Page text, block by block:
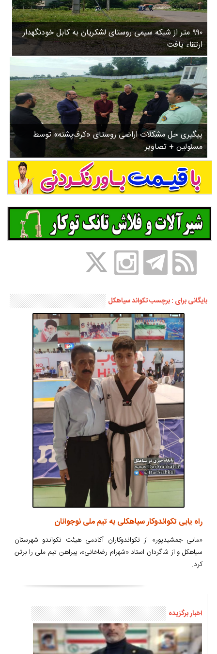
روستاها
ورزشی
سیاسی
چندرسانه ای
مسیر گردشگری دیلمان
درباره ما
۹۹۰ متر از شبکه سیمی روستای لشکریان به کابل خودنگهدار
ارتقاء یافت
پیگیری حل مشکلات اراضی روستای «کرف‌پشته» توسط
مسئولین + تصاویر
۳
۵
۸
ب
ا
ز
ن
ش
س
ت
ش
د
.
بایگانی برای : برچسب تکواند سیاهکل
راه یابی تکواندوکار سیاهکلی به تیم ملی نوجوانان
«مانی جمشیدپور» از تکواندوکاران آکادمی هیئت تکواندو شهرستان
سیاهکل و از شاگردان استاد «شهرام رضاخانی»، پیراهن تیم ملی را برتن
کرد.
اخبار برگزیده